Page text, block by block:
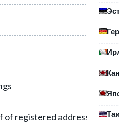
of registered address